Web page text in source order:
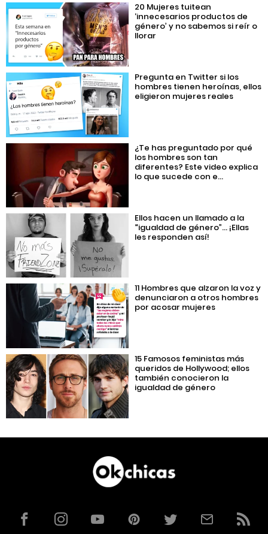
20 Mujeres tuitean
‘innecesarios productos de
género’ y no sabemos si reír o
llorar
Pregunta en Twitter si los
hombres tienen heroínas, ellos
eligieron mujeres reales
¿Te has preguntado por qué
los hombres son tan
diferentes? Este video explica
lo que sucede con e...
Ellos hacen un llamado a la
“igualdad de género”… ¡Ellas
les responden así!
11 Hombres que alzaron la voz y
denunciaron a otros hombres
por acosar mujeres
15 Famosos feministas más
queridos de Hollywood; ellos
también conocieron la
igualdad de género
FacebookInstagramYouTubePinterestTwitterCorreoRSS